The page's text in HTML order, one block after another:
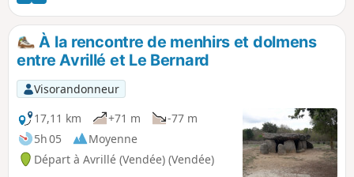
À la rencontre de menhirs et dolmens
entre Avrillé et Le Bernard
Visorandonneur
17,11 km
+71 m
-77 m
5h 05
Moyenne
Départ à Avrillé (Vendée) (Vendée)